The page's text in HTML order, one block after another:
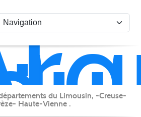
du Limousin, -Creuse-
Haute-Vienne .
cookies